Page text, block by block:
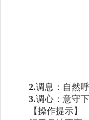
2.调息：自然
3.调心：意守下
【操作提示】